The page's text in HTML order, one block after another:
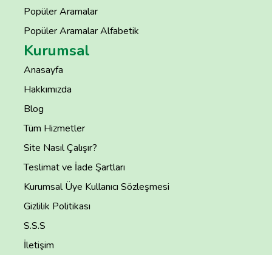
Popüler Aramalar
Popüler Aramalar Alfabetik
Kurumsal
Anasayfa
Hakkımızda
Blog
Tüm Hizmetler
Site Nasıl Çalışır?
Teslimat ve İade Şartları
Kurumsal Üye Kullanıcı Sözleşmesi
Gizlilik Politikası
S.S.S
İletişim